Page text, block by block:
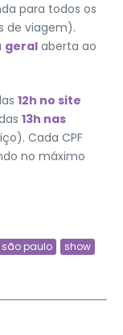
para todos os
de viagem).
geral aberta ao
12h no site
13h nas
Cada CPF
no máximo
são paulo show